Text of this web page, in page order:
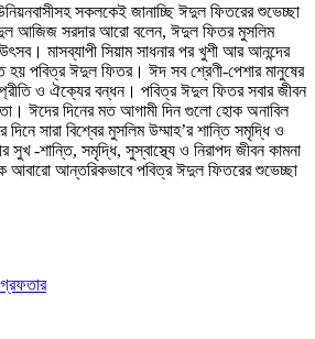
সকলকেই জানাচ্ছি ঈদুল ফিতরের শুভেচ্ছা
আজিজ সরদার আরো বলেন, ঈদুল ফিতর মুসলিম
মাসব্যাপী সিয়াম সাধনার পর খুশী আর আনন্দের
হয় পবিত্র ঈদুল ফিতর। ঈদ সব শ্রেণী-পেশার মানুষের
ও ঐক্যের বন্ধন। পবিত্র ঈদুল ফিতর সবার জীবন
ঈদের দিনের মত আগামী দিন গুলো হোক অনাবিল
সারা বিশ্বের মুসলিম উম্মাহ’র শান্তি সমৃদ্ধি ও
সুখ -শান্তি, সমৃদ্ধি, সুস্বাস্থ্যে ও নিরাপদ জীবন কামনা
আবারো আন্তরিকভাবে পবিত্র ঈদুল ফিতরের শুভেচ্ছা